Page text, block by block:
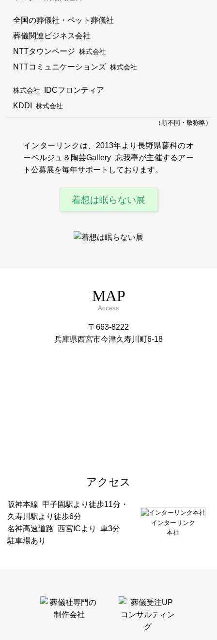
全国の葬儀社・ペット葬儀社
葬儀関連ビジネス会社
NTTタウンページ株式会社
NTTコミュニケーションズ株式会社
株式会社
IDCフロンティア
KDDI株式会社
（順不同・敬称略）
インターリンクは、2013年より長野県蓼科のオ
ーベルジュ＆陶芸Gallery 忘我亭が主催するアー
ト公募展を毎年サポートしております。
着想は眠らない展
MAP
Access
〒663-8222
兵庫県西宮市今津久寿川町6-18
アクセス
阪神本線 甲子園駅より徒歩11分・
久寿川駅より徒歩6分
名神高速道路 西宮ICより 車3分
駐車場あり
インターリンク
本社